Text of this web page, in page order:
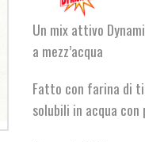
Un mix attivo
a mezz’acqua
Fatto con farina di
solubili in acqua